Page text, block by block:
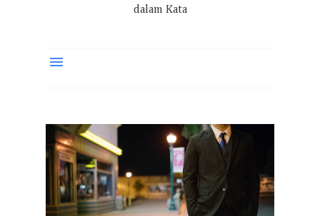
dalam Kata